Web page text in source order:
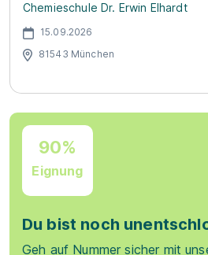
Chemieschule Dr. Erwin Elhardt
15.09.2026
81543 München
90%
Eignung
Du bist noch
Geh auf Nummer sicher mit